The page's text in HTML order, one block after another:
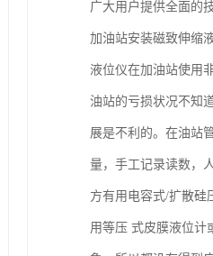
广大用户提供全面的
加油站安装磁致伸缩
液位仪在加油站使用
油站的亏损状况不知
展是不利的。在油站
量，手工记录读数，
方有用电容式/扩散硅
用等压 式皮膜液位计